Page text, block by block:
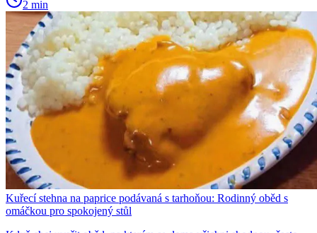
2 min
Kuřecí stehna na paprice podávaná s tarhoňou: Rodinný oběd s
omáčkou pro spokojený stůl